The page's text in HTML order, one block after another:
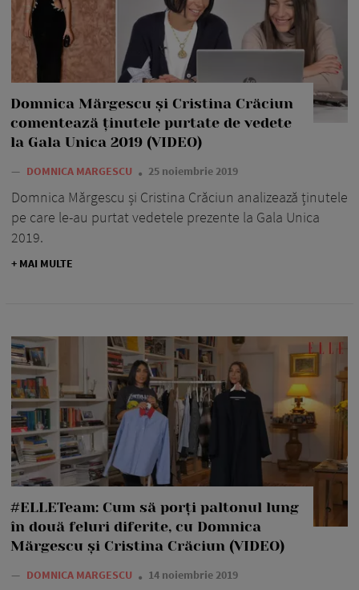
Domnica Mărgescu și Cristina Crăciun
comentează ținutele purtate de vedete
la Gala Unica 2019 (VIDEO)
— DOMNICA MARGESCU 25 noiembrie 2019
Domnica Mărgescu și Cristina Crăciun analizează ținutele
pe care le-au purtat vedetele prezente la Gala Unica
2019.
+ MAI MULTE
#ELLETeam: Cum să porți paltonul lung
în două feluri diferite, cu Domnica
Mărgescu și Cristina Crăciun (VIDEO)
— DOMNICA MARGESCU 14 noiembrie 2019